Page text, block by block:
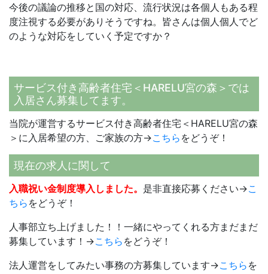
今後の議論の推移と国の対応、流行状況は各個人もある程
度注視する必要がありそうですね。皆さんは個人個人でど
のような対応をしていく予定ですか？
サービス付き高齢者住宅＜HARELU宮の森＞では
入居さん募集してます。
当院が運営するサービス付き高齢者住宅＜HARELU宮の森
＞に入居希望の方、ご家族の方→こちら をどうぞ！
現在の求人に関して
入職祝い金制度導入しました。 是非直接応募ください→こ
ちら をどうぞ！
人事部立ち上げました！！一緒にやってくれる方まだまだ
募集しています！→こちら をどうぞ！
法人運営をしてみたい事務の方募集しています→こちら を